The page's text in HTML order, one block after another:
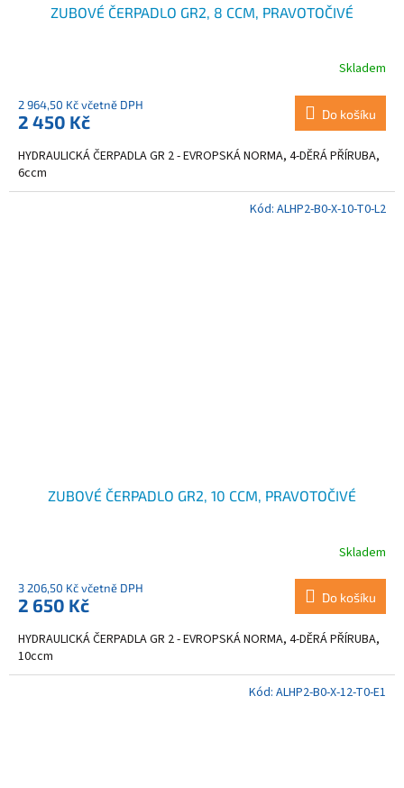
ZUBOVÉ ČERPADLO GR2, 8 CCM, PRAVOTOČIVÉ
Skladem
2 964,50 Kč včetně DPH
2 450 Kč Do košíku
HYDRAULICKÁ ČERPADLA GR 2 - EVROPSKÁ NORMA, 4-DĚRÁ PŘÍRUBA,
6ccm
ZUBOVÉ ČERPADLO GR2, 10 CCM, PRAVOTOČIVÉ
Skladem
3 206,50 Kč včetně DPH
2 650 Kč Do košíku
HYDRAULICKÁ ČERPADLA GR 2 - EVROPSKÁ NORMA, 4-DĚRÁ PŘÍRUBA,
10ccm
Kód: ALHP2-B0-X-10-T0-L2
Kód: ALHP2-B0-X-12-T0-E1